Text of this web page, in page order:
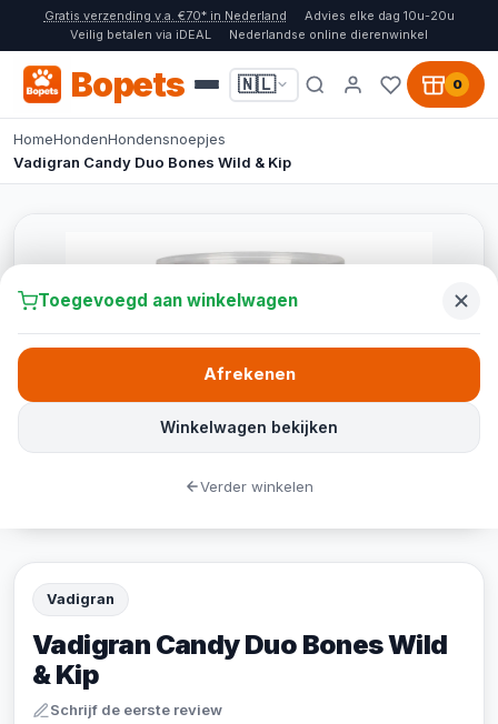
Gratis verzending v.a. €70* in Nederland
Advies elke dag 10u-20u
Veilig betalen via iDEAL
Nederlandse online dierenwinkel
Bopets 🇳🇱 0
HomeHondenHondensnoepjes
Vadigran Candy Duo Bones Wild & Kip
Vadigran
Vadigran Candy Duo Bones Wild
& Kip
Schrijf de eerste review
Toegevoegd aan winkelwagen
Winkelwagen bekijken
Afrekenen
Verder winkelen